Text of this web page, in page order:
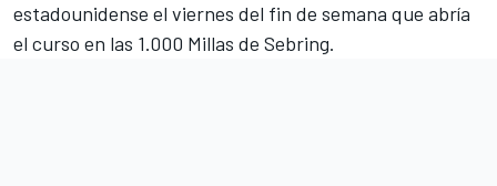
estadounidense el viernes del fin de semana que abría
el curso en las 1.000 Millas de Sebring.